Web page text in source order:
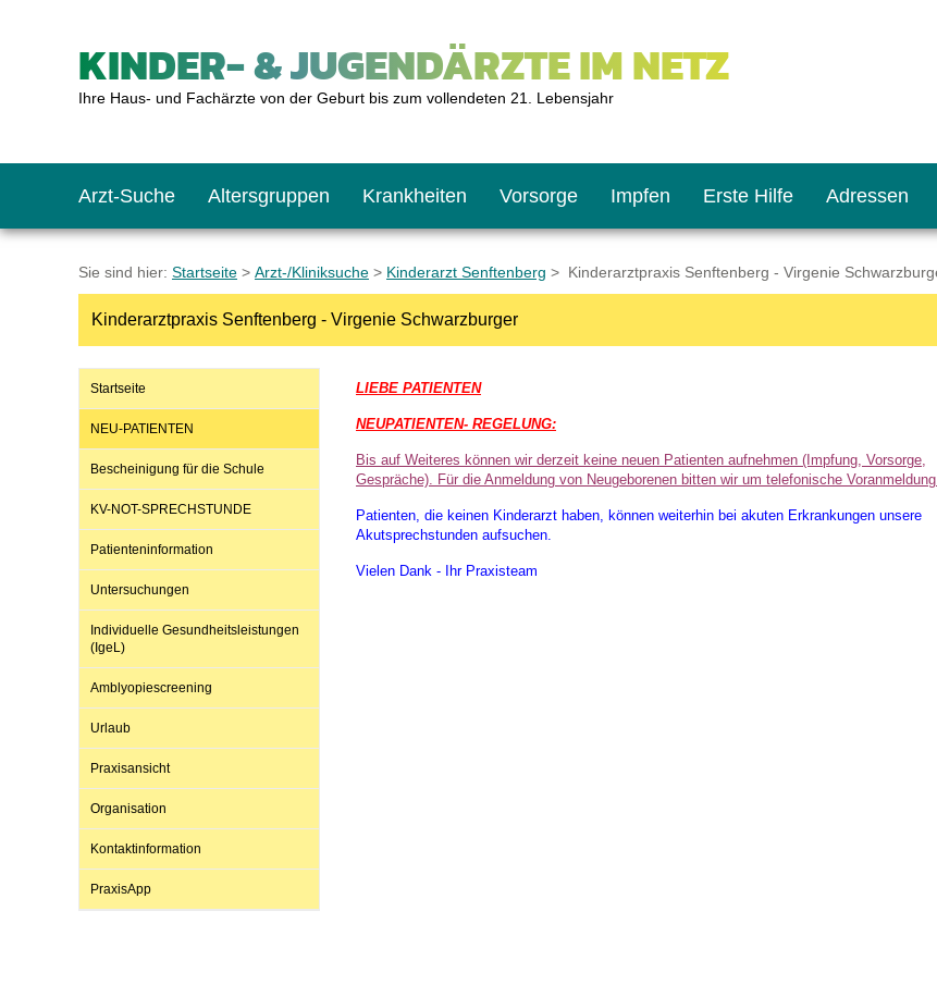
KINDER- & JUGENDÄRZTE IM NETZ
Ihre Haus- und Fachärzte von der Geburt bis zum vollendeten 21. Lebensjahr
Arzt-Suche Altersgruppen
Das erste Jahr
Jugendliche
Krankheiten Vorsorge
Baby: U1 bis U6
Teenager: J1 bis J2
Impfen
Impfkalender
Impfreaktionen
Erste Hilfe
Notrufnummern
Sofortmaßnahmen
Adressen
Notdienste
Link-Tipps
BMI-Rechner
Wachstum-Rechner
Sie sind hier: Startseite > Arzt-/Kliniksuche > Kinderarzt Senftenberg > Kinderarztpraxis Senftenberg - Virgenie
Kinderarztpraxis Senftenberg - Virgenie Schwarzburger
Startseite
NEU-PATIENTEN
Bescheinigung für die Schule
KV-NOT-SPRECHSTUNDE
Patienteninformation
Untersuchungen
Individuelle Gesundheitsleistungen
(IgeL)
Amblyopiescreening
Urlaub
Praxisansicht
Organisation
Kontaktinformation
PraxisApp
LIEBE PATIENTEN
NEUPATIENTEN- REGELUNG:
Bis auf Weiteres können wir derzeit keine neuen Patienten aufnehmen (Impfung, Vorsorge,
Gespräche). Für die Anmeldung von Neugeborenen bitten wir um telefonische
Patienten, die keinen Kinderarzt haben, können weiterhin bei akuten Erkrankungen unsere
Akutsprechstunden aufsuchen.
Vielen Dank - Ihr Praxisteam